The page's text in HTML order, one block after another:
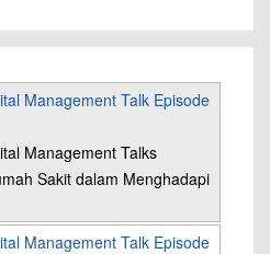
Management Talk Episode
Management Talks
Sakit dalam Menghadapi
Management Talk Episode